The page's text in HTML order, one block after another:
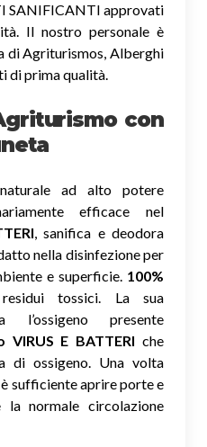
SANIFICANTI approvati
Il nostro personale è
di Agriturismos, Alberghi
di prima qualità.
con
ad alto potere
efficace nel
, sanifica e deodora
nella disinfezione per
e superficie. 100%
tossici. La sua
l’ossigeno presente
VIRUS E BATTERI che
di ossigeno. Una volta
sufficiente aprire porte e
normale circolazione